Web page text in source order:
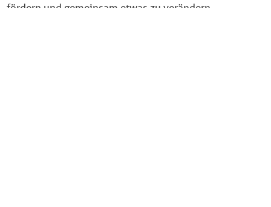
fördern und gemeinsam etwas zu verändern.